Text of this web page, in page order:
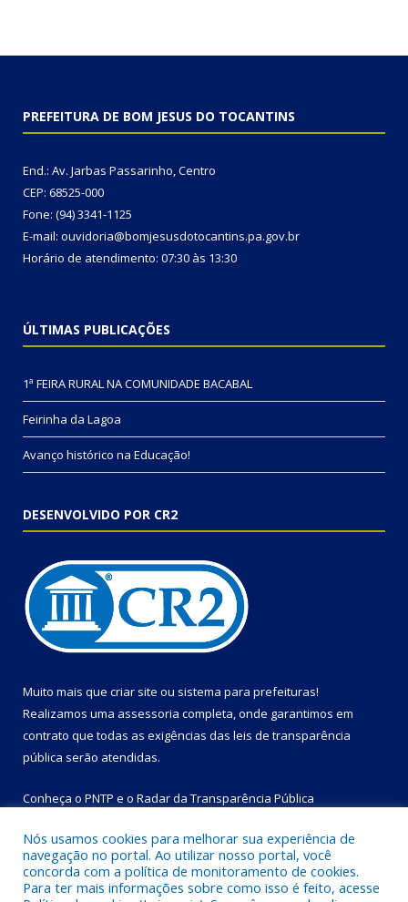
PREFEITURA DE BOM JESUS DO TOCANTINS
End.: Av. Jarbas Passarinho, Centro
CEP: 68525-000
Fone: (94) 3341-1125
E-mail: ouvidoria@bomjesusdotocantins.pa.gov.br
Horário de atendimento: 07:30 às 13:30
ÚLTIMAS PUBLICAÇÕES
1ª FEIRA RURAL NA COMUNIDADE BACABAL
Feirinha da Lagoa
Avanço histórico na Educação!
DESENVOLVIDO POR CR2
Muito mais que criar site ou sistema para prefeituras!
Realizamos uma assessoria completa, onde garantimos em
contrato que todas as exigências das leis de transparência
pública serão atendidas.
Conheça o PNTP e o Radar da Transparência Pública
Todos os direitos reservados a Prefeitura Municipal de Bom
Nós usamos cookies para melhorar sua experiência de
navegação no portal. Ao utilizar nosso portal, você
concorda com a política de monitoramento de cookies.
Para ter mais informações sobre como isso é feito, acesse